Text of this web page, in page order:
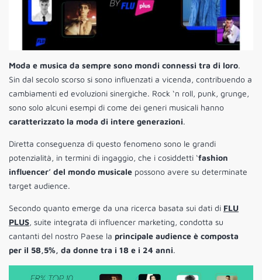
Moda e musica da sempre sono mondi connessi tra di loro.
Sin dal secolo scorso si sono influenzati a vicenda, contribuendo a
cambiamenti ed evoluzioni sinergiche. Rock ‘n roll, punk, grunge,
sono solo alcuni esempi di come dei generi musicali hanno
caratterizzato la moda di intere generazioni.
Diretta conseguenza di questo fenomeno sono le grandi
potenzialità, in termini di ingaggio, che i cosiddetti ‘fashion
influencer’ del mondo musicale possono avere su determinate
target audience.
Secondo quanto emerge da una ricerca basata sui dati di FLU
PLUS, suite integrata di influencer marketing, condotta su
cantanti del nostro Paese la principale audience è composta
per il 58,5%, da donne tra i 18 e i 24 anni.